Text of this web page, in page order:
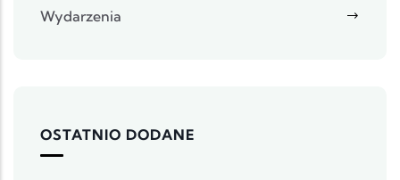
Wydarzenia
OSTATNIO DODANE